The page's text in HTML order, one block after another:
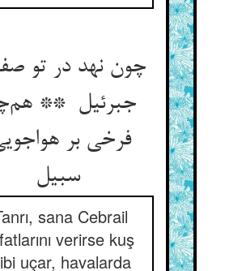
چون نهد در تو
جبرئیل **
فرخی بر
سبیل
sana Cebrail
verirse kuş
uçar, havalarda